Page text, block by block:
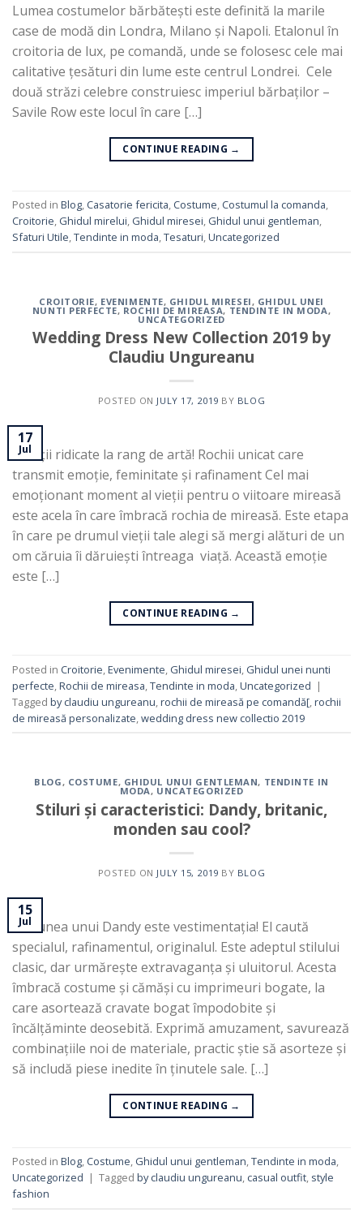
Lumea costumelor bărbătești este definită la marile
case de modă din Londra, Milano și Napoli. Etalonul în
croitoria de lux, pe comandă, unde se folosesc cele mai
calitative țesături din lume este centrul Londrei. Cele
două străzi celebre construiesc imperiul bărbaților –
Savile Row este locul în care […]
CONTINUE READING →
Posted in Blog, Casatorie fericita, Costume, Costumul la comanda,
Croitorie, Ghidul mirelui, Ghidul miresei, Ghidul unui gentleman,
Sfaturi Utile,Tendinte in moda,Tesaturi,Uncategorized
CROITORIE, EVENIMENTE, GHIDUL MIRESEI , GHIDUL UNEI
NUNTI PERFECTE, ROCHII DE MIREASA, TENDINTE IN MODA,
UNCATEGORIZED
Wedding Dress New Collection 2019 by
Claudiu Ungureanu
POSTED ON JULY 17, 2019 BY BLOG
17
Jul
Creații ridicate la rang de artă! Rochii unicat care
transmit emoție, feminitate și rafinament Cel mai
emoționant moment al vieții pentru o viitoare mireasă
este acela în care îmbracă rochia de mireasă. Este etapa
în care pe drumul vieții tale alegi să mergi alături de un
om căruia îi dăruiești întreaga viață. Această emoție
este […]
CONTINUE READING →
Posted in Croitorie Evenimente Ghidul miresei Ghidul unei nunti
perfecte Rochii de mireasa Tendinte in moda Uncategorized |
Tagged by claudiu ungureanu rochii de mireasă pe comandă[ rochii
de mireasă personalizate wedding dress new collectio 2019
BLOG, COSTUME, GHIDUL UNUI GENTLEMAN, TENDINTE IN
MODA, UNCATEGORIZED
Stiluri și caracteristici: Dandy, britanic,
monden sau cool?
POSTED ON JULY 15, 2019 BY BLOG
15
Jul
Pasiunea unui Dandy este vestimentația! El caută
specialul, rafinamentul, originalul. Este adeptul stilului
clasic, dar urmărește extravaganța și uluitorul. Acesta
îmbracă costume și cămăși cu imprimeuri bogate, la
care asortează cravate bogat împodobite și
încălțăminte deosebită. Exprimă amuzament, savurează
combinațiile noi de materiale, practic știe să asorteze și
să includă piese inedite în ținutele sale. […]
CONTINUE READING →
Posted in Blog, Costume, Ghidul unui gentleman,Tendinte in moda,
Uncategorized | Tagged by claudiu ungureanu, casual outfit, style
fashion